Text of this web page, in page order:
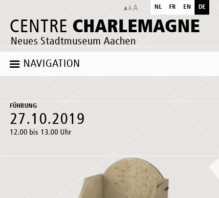
CENTRE CHARLEMAGNE
Neues Stadtmuseum Aachen
NL FR EN DE
NAVIGATION
FÜHRUNG
27.10.2019
12.00 bis 13.00 Uhr